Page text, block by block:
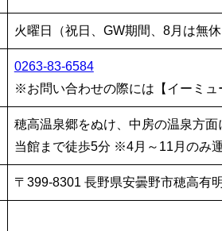
火曜日（祝日、GW期間、8月は無
0263-83-6584
※お問い合わせの際には【イーミ
穂高温泉郷をぬけ、中房の温泉方
当館まで徒歩5分 ※4月～11月のみ
〒399-8301 長野県安曇野市穂高有